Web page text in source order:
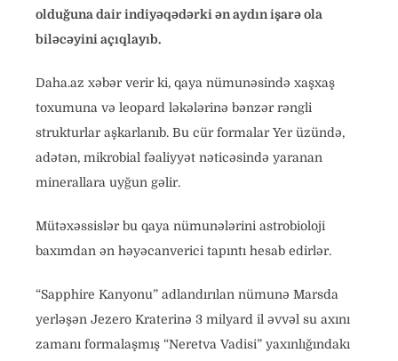
olduğuna dair indiyəqədərki ən aydın işarə ola
biləcəyini açıqlayıb.
Daha.az xəbər verir ki, qaya nümunəsində xaşxaş
toxumuna və leopard ləkələrinə bənzər rəngli
strukturlar aşkarlanıb. Bu cür formalar Yer üzündə,
adətən, mikrobial fəaliyyət nəticəsində yaranan
minerallara uyğun gəlir.
Mütəxəssislər bu qaya nümunələrini astrobioloji
baxımdan ən həyəcanverici tapıntı hesab edirlər.
“Sapphire Kanyonu” adlandırılan nümunə Marsda
yerləşən Jezero Kraterinə 3 milyard il əvvəl su axını
zamanı formalaşmış “Neretva Vadisi” yaxınlığındakı